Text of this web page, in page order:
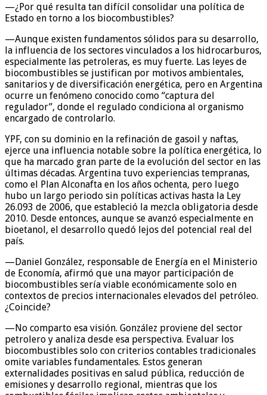
—¿Por qué resulta tan difícil consolidar una política de
Estado en torno a los biocombustibles?
—Aunque existen fundamentos sólidos para su desarrollo,
la influencia de los sectores vinculados a los hidrocarburos,
especialmente las petroleras, es muy fuerte. Las leyes de
biocombustibles se justifican por motivos ambientales,
sanitarios y de diversificación energética, pero en Argentina
ocurre un fenómeno conocido como “captura del
regulador”, donde el regulado condiciona al organismo
encargado de controlarlo.
YPF, con su dominio en la refinación de gasoil y naftas,
ejerce una influencia notable sobre la política energética, lo
que ha marcado gran parte de la evolución del sector en las
últimas décadas. Argentina tuvo experiencias tempranas,
como el Plan Alconafta en los años ochenta, pero luego
hubo un largo periodo sin políticas activas hasta la Ley
26.093 de 2006, que estableció la mezcla obligatoria desde
2010. Desde entonces, aunque se avanzó especialmente en
bioetanol, el desarrollo quedó lejos del potencial real del
país.
—Daniel González, responsable de Energía en el Ministerio
de Economía, afirmó que una mayor participación de
biocombustibles sería viable económicamente solo en
contextos de precios internacionales elevados del petróleo.
¿Coincide?
—No comparto esa visión. González proviene del sector
petrolero y analiza desde esa perspectiva. Evaluar los
biocombustibles solo con criterios contables tradicionales
omite variables fundamentales. Estos generan
externalidades positivas en salud pública, reducción de
emisiones y desarrollo regional, mientras que los